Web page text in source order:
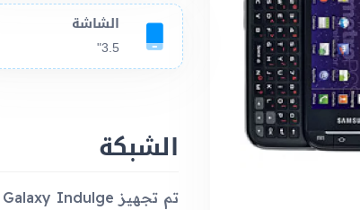
الشاشة
3.5"
الشبكة